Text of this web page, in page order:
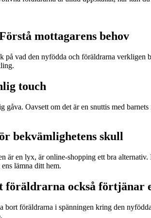
mottagarens behov
på vad den nyfödda och föräldrarna
touch
gåva. Oavsett om det är en snuttis med
bekvämlighetens skull
är en lyx, är online-shopping ett bra
lämna ditt hem.
föräldrarna också förtjänar
bort föräldrarna i spänningen kring den